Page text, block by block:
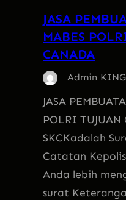
JASA
MABES
CANADA
Admin
JASA
POLRI TUJUAN
SKCKadalah
Catatan
Anda lebih
surat